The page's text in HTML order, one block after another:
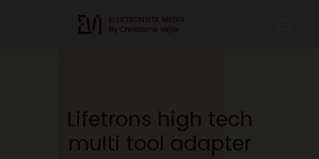
Lifetrons high tech
multi tool adapter